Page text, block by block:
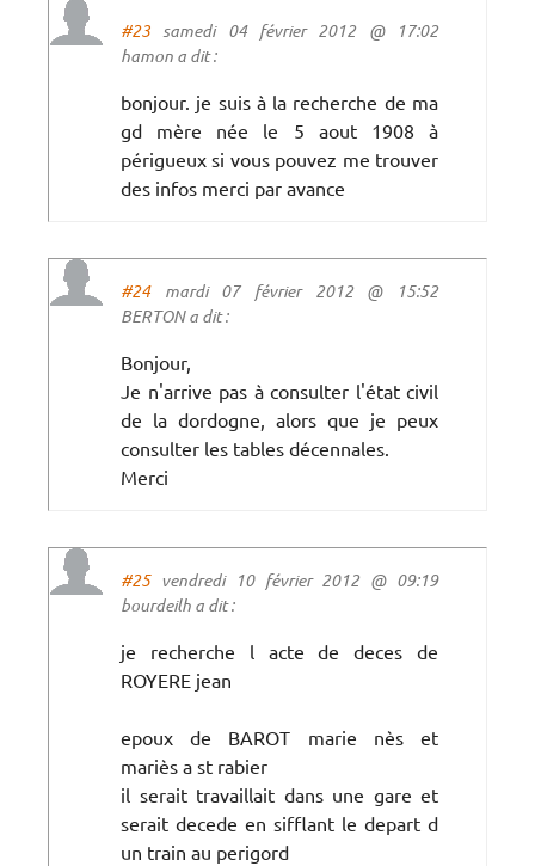
#23 samedi 04 février 2012 @ 17:02
hamon a dit :
bonjour. je suis à la recherche de ma
gd mère née le 5 aout 1908 à
périgueux si vous pouvez me trouver
des infos merci par avance
#24mardi 07 février 2012 @ 15:52
BERTON a dit :
Bonjour,
Je n'arrive pas à consulter l'état civil
de la dordogne, alors que je peux
consulter les tables décennales.
Merci
#25vendredi 10 février 2012 @ 09:19
bourdeilh a dit :
je recherche l acte de deces de
ROYERE jean
epoux de BAROT marie nès et
mariès a st rabier
il serait travaillait dans une gare et
serait decede en sifflant le depart d
un train au perigord